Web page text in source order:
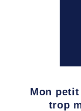
Mon
trop